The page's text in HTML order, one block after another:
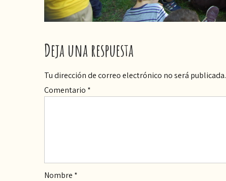
Deja una respuesta
Tu dirección de correo electrónico no será publicada.
Comentario *
Nombre *